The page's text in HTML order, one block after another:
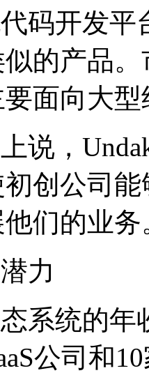
码开发
的产品
面向大
说，
创公司
们的业务
力
态系统的
公司和